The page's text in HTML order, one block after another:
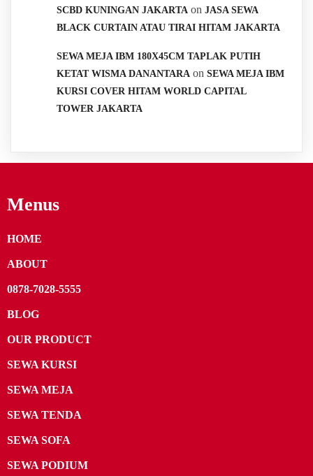
SCBD KUNINGAN JAKARTA on JASA SEWA
BLACK CURTAIN ATAU TIRAI HITAM JAKARTA
SEWA MEJA IBM 180X45CM TAPLAK PUTIH
KETAT WISMA DANANTARA on SEWA MEJA IBM
KURSI COVER HITAM WORLD CAPITAL
TOWER JAKARTA
Menus
HOME
ABOUT
0878-7028-5555
BLOG
OUR PRODUCT
SEWA KURSI
SEWA MEJA
SEWA TENDA
SEWA SOFA
SEWA PODIUM